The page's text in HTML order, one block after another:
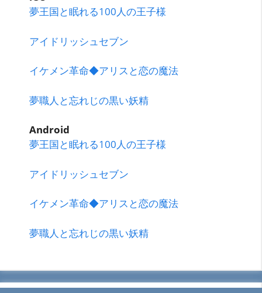
夢王国と眠れる100人の王子様
アイドリッシュセブン
イケメン革命◆アリスと恋の魔法
夢職人と忘れじの黒い妖精
Android
夢王国と眠れる100人の王子様
アイドリッシュセブン
イケメン革命◆アリスと恋の魔法
夢職人と忘れじの黒い妖精